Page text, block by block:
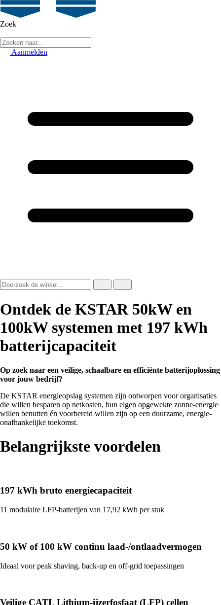
Zoek
Aanmelden
Ontdek de KSTAR 50kW en
100kW systemen met 197 kWh
batterijcapaciteit
Op zoek naar een veilige, schaalbare en efficiënte batterijoplossing
voor jouw bedrijf?
De KSTAR energieopslag systemen zijn ontworpen voor organisaties
die willen besparen op netkosten, hun eigen opgewekte zonne-energie
willen benutten én voorbereid willen zijn op een duurzame, energie-
onafhankelijke toekomst.
Belangrijkste voordelen
197 kWh bruto energiecapaciteit
11 modulaire LFP-batterijen van 17,92 kWh per stuk
50 kW of 100 kW continu laad-/ontlaadvermogen
Ideaal voor peak shaving, back-up en off-grid toepassingen
Veilige CATL Lithium-ijzerfosfaat (LFP) cellen